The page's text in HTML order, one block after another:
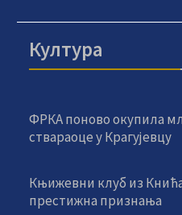
Култура
ФРКА поново окупила
ствараоце у Крагујевцу
Књижевни клуб из
престижна признања